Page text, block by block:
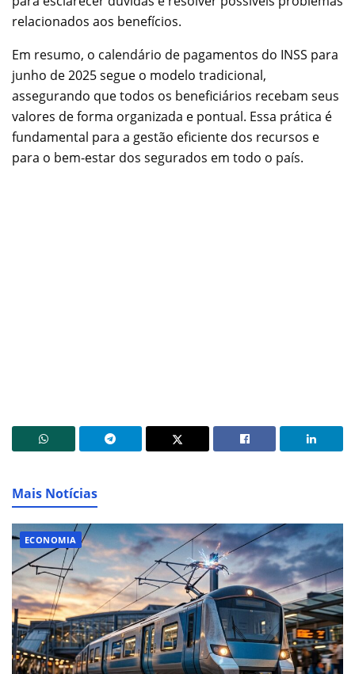
relacionados aos benefícios.
Em resumo, o calendário de pagamentos do INSS para
junho de 2025 segue o modelo tradicional,
assegurando que todos os beneficiários recebam seus
valores de forma organizada e pontual. Essa prática é
fundamental para a gestão eficiente dos recursos e
para o bem-estar dos segurados em todo o país.
Mais Notícias
ECONOMIA